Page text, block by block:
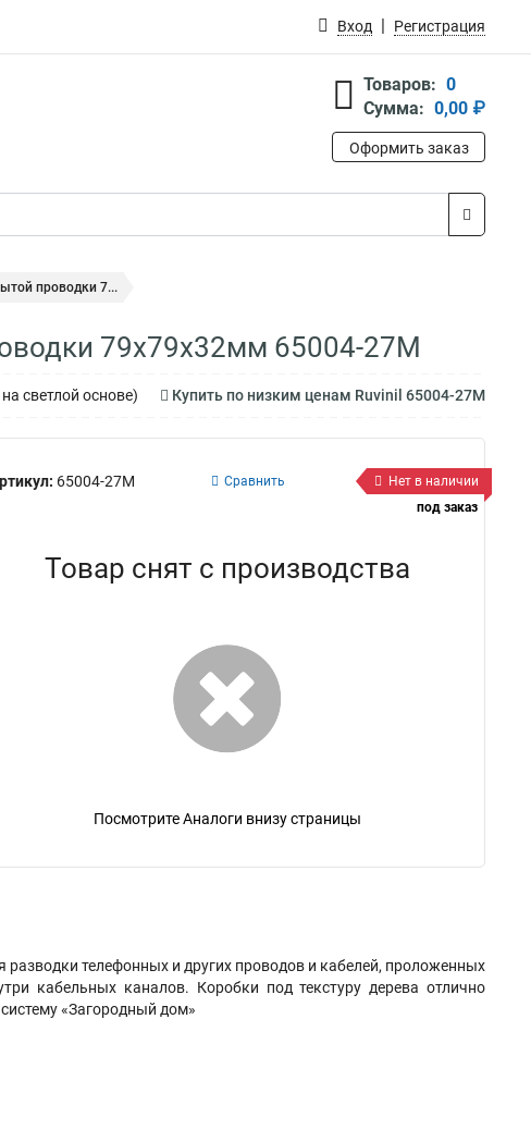
Вход Регистрация
Товаров: 0
Сумма: 0,00 ₽
Оформить заказ
проводки 7...
79х79х32мм 65004-27М
светлой основе) Купить по низким ценам Ruvinil 65004-27М
65004-27М Сравнить
Нет в наличии
под заказ
Товар снят с производства
Посмотрите Аналоги внизу страницы
телефонных и других проводов и кабелей, проложенных
кабельных каналов. Коробки под текстуру дерева отлично
«Загородный дом»